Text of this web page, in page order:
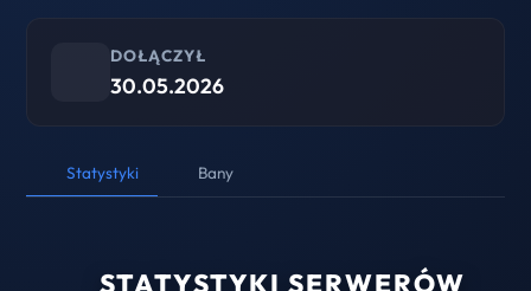
DOŁĄCZYŁ
30.05.2026
Statystyki Bany
STATYSTYKI SERWERÓW